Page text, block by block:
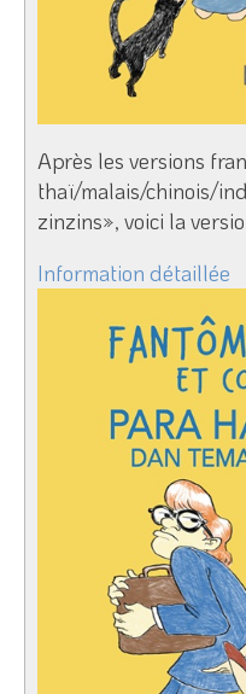
Après les versions
thaï/malais/chinois/
zinzins», voici la
Information détaillée